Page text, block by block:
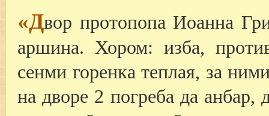
«Двор протопопа Иоанна
аршина. Хором: изба,
сенми горенка теплая, за
на дворе 2 погреба да